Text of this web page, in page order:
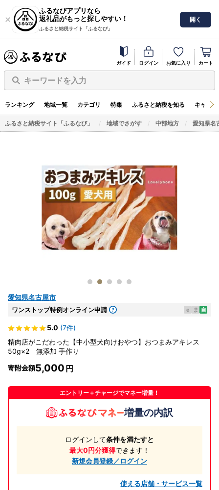
ふるなびアプリなら
返礼品がもっと探しやすい！
ふるさと納税サイト「ふるなび」
開く
ガイド ログイン お気に入り カート
キーワードを入力
ランキング 地域一覧 カテゴリ 特集 ふるさと納税を知る キャン
ふるさと納税サイト「ふるなび」 地域でさがす 中部地方 愛知県名
愛知県名古屋市
ワンストップ特例オンライン申請 e ま 自
5.0 (7件)
精肉店がこだわった【中小型犬向けおやつ】おつまみアキレス
50g×2 無添加 手作り
寄附金額5,000
エントリー＋チャージでマネー増量！
増量の内訳
ログインして条件を満たすと
最大0円分獲得できます！
新規会員登録／ログイン
使える店舗・サービス一覧